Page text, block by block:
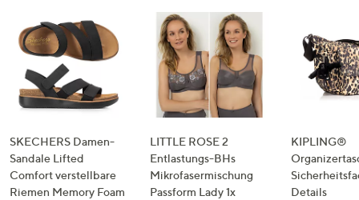
SKECHERS Damen-
Sandale Lifted
Comfort verstellbare
Riemen Memory Foam
LITTLE ROSE 2
Entlastungs-BHs
Mikrofasermischung
Passform Lady 1x
KIPLING®
Details